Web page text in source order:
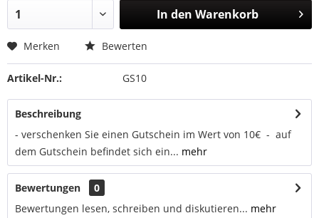
In den Warenkorb
Merken Bewerten
Artikel-Nr.: GS10
Beschreibung
- verschenken Sie einen Gutschein im Wert von 10€  - auf
dem Gutschein befindet sich ein... mehr
Bewertungen
0
Bewertungen lesen, schreiben und diskutieren... mehr